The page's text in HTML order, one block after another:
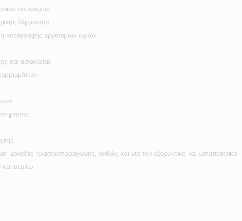
υπονόμων
θέρμανσης
καταγραφής εργάσιμων ωρών
και ασφαλείας
μονάδες ηλεκτροπαραγωγής, καθώς και για τον εξορυκτικό και μεταποιητικό
και αερίου